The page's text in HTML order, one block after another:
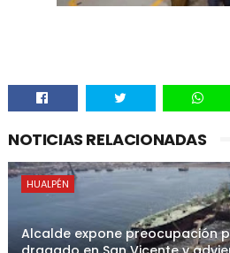
NOTICIAS RELACIONADAS
HUALPÉN
Alcalde expone preocupación